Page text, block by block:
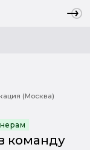
(Москва)
команду